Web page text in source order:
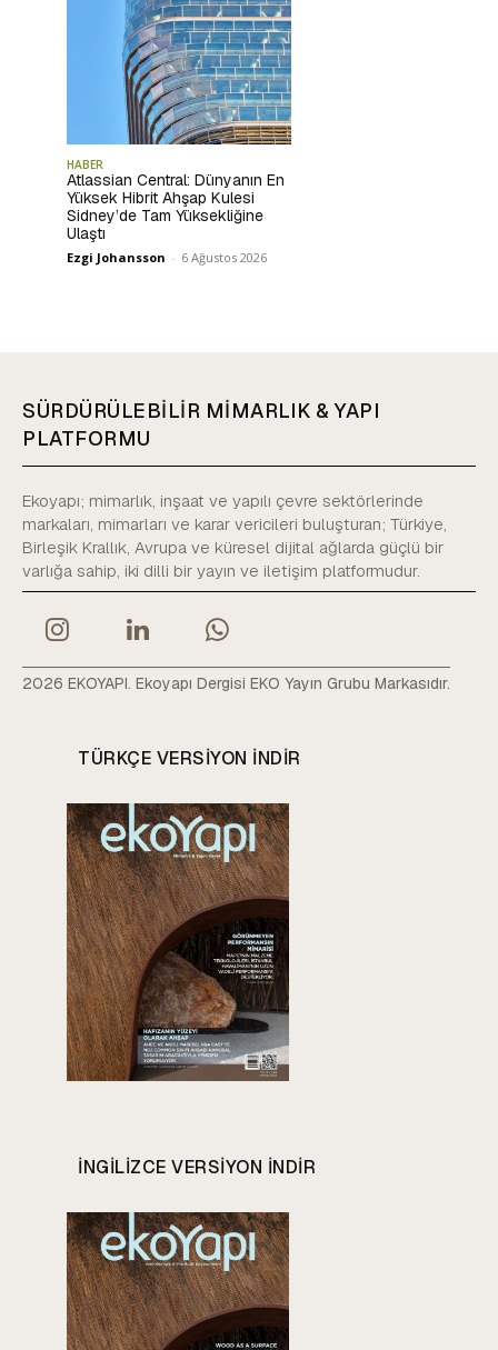
HABER
Atlassian Central: Dünyanın En
Yüksek Hibrit Ahşap Kulesi
Sidney’de Tam Yüksekliğine
Ulaştı
Ezgi Johansson - 6 Ağustos 2026
SÜRDÜRÜLEBİLİR MİMARLIK & YAPI
PLATFORMU
Ekoyapı; mimarlık, inşaat ve yapılı çevre sektörlerinde
markaları, mimarları ve karar vericileri buluşturan; Türkiye,
Birleşik Krallık, Avrupa ve küresel dijital ağlarda güçlü bir
varlığa sahip, iki dilli bir yayın ve iletişim platformudur.
2026 EKOYAPI. Ekoyapı Dergisi EKO Yayın Grubu Markasıdır.
TÜRKÇE VERSIYON INDIR
INGILIZCE VERSIYON INDIR